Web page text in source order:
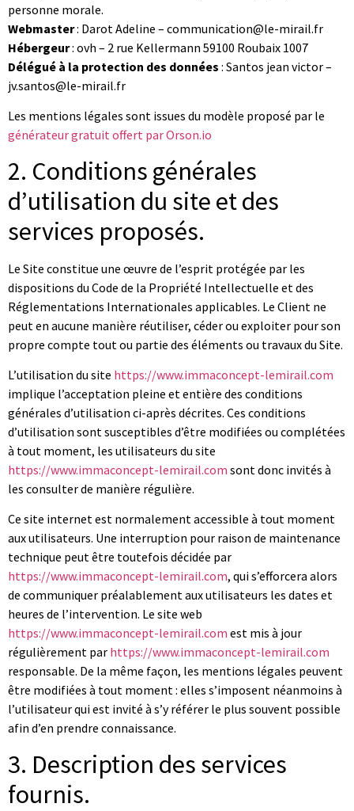
personne morale.
Webmaster: Darot Adeline – communication@le-mirail.fr
Hébergeur: ovh – 2 rue Kellermann 59100 Roubaix 1007
Délégué à la protection des données : Santos jean victor –
jv.santos@le-mirail.fr
Les mentions légales sont issues du modèle proposé par le
générateur gratuit offert par Orson.io
2. Conditions générales
d’utilisation du site et des
services proposés.
Le Site constitue une œuvre de l’esprit protégée par les
dispositions du Code de la Propriété Intellectuelle et des
Réglementations Internationales applicables. Le Client ne
peut en aucune manière réutiliser, céder ou exploiter pour son
propre compte tout ou partie des éléments ou travaux du Site.
L’utilisation du site https://www.immaconcept-lemirail.com
implique l’acceptation pleine et entière des conditions
générales d’utilisation ci-après décrites. Ces conditions
d’utilisation sont susceptibles d’être modifiées ou complétées
à tout moment, les utilisateurs du site
https://www.immaconcept-lemirail.com sont donc invités à
les consulter de manière régulière.
Ce site internet est normalement accessible à tout moment
aux utilisateurs. Une interruption pour raison de maintenance
technique peut être toutefois décidée par
https://www.immaconcept-lemirail.com, qui s’efforcera alors
de communiquer préalablement aux utilisateurs les dates et
heures de l’intervention. Le site web
https://www.immaconcept-lemirail.com est mis à jour
régulièrement par https://www.immaconcept-lemirail.com
responsable. De la même façon, les mentions légales peuvent
être modifiées à tout moment : elles s’imposent néanmoins à
l’utilisateur qui est invité à s’y référer le plus souvent possible
afin d’en prendre connaissance.
3. Description des services
fournis.